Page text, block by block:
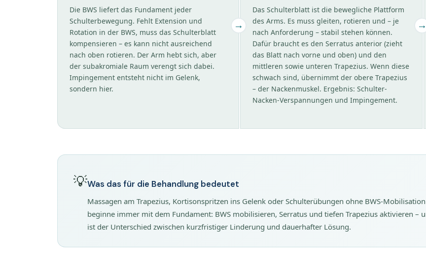
Die BWS liefert das Fundament jeder
Schulterbewegung. Fehlt Extension und
Rotation in der BWS, muss das Schulterblatt
kompensieren – es kann nicht ausreichend
nach oben rotieren. Der Arm hebt sich, aber
der subakromiale Raum verengt sich dabei.
Impingement entsteht nicht im Gelenk,
sondern hier.
Das Schulterblatt ist die bewegliche Plattform
des Arms. Es muss gleiten, rotieren und – je
nach Anforderung – stabil stehen können.
Dafür braucht es den Serratus anterior (zieht
das Blatt nach vorne und oben) und den
mittleren sowie unteren Trapezius. Wenn diese
schwach sind, übernimmt der obere Trapezius
– der Nackenmuskel. Ergebnis: Schulter-
Nacken-Verspannungen und Impingement.
💡Was das für die Behandlung bedeutet
Massagen am Trapezius, Kortisonspritzen ins Gelenk oder Schulterübungen ohne BWS-
beginne immer mit dem Fundament: BWS mobilisieren, Serratus und tiefen Trapezius aktivieren –
ist der Unterschied zwischen kurzfristiger Linderung und dauerhafter Lösung.